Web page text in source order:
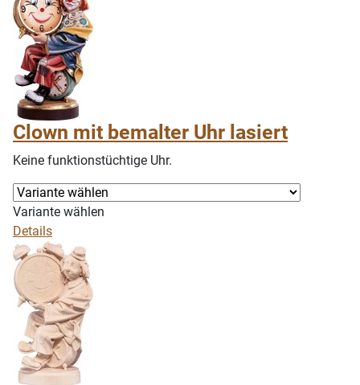
Clown mit bemalter Uhr lasiert
Keine funktionstüchtige Uhr.
Variante wählen
Details